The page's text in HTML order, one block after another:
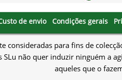
de envio Condições gerais
consideradas para fins de
não quer induzir ninguém a
aqueles que o